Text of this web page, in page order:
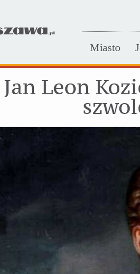
Miasto
Jan Leon